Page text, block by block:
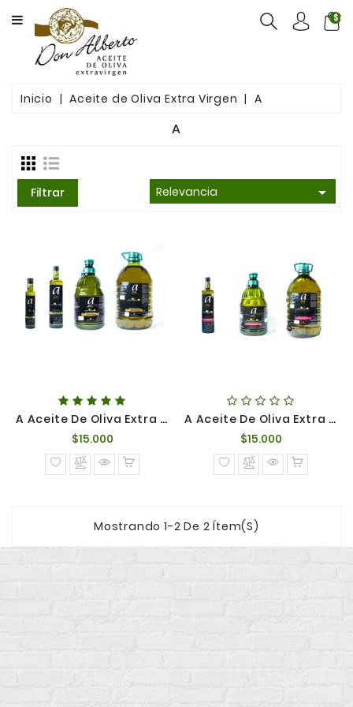
CATEGORY
INICIO
PROPUESTA
ENGLISH
MAYORISTAS
Inicio Aceite de Oliva Extra Virgen A
A
Filtrar Relevancia 
A Aceite De Oliva Extra Virgen Monovarietal Arbequina
$15.000Precio
normal
A Aceite De Oliva Extra Virgen Monovarietal Frantoio
$15.000Precio
normal
Mostrando 1-2 De 2 Ítem(s)